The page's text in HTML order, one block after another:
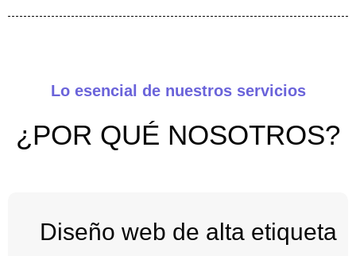
Lo esencial de nuestros servicios
¿POR QUÉ NOSOTROS?
Diseño web de alta etiqueta